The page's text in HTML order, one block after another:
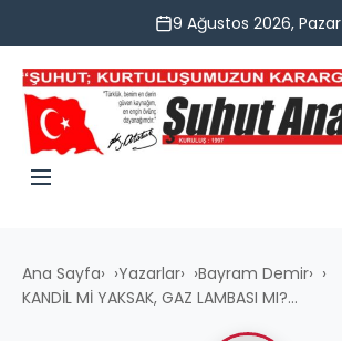
9 Ağustos 2026, Pazar
Ana Sayfa› Yazarlar› Bayram Demir›
KANDİL Mİ YAKSAK, GAZ LAMBASI MI?...